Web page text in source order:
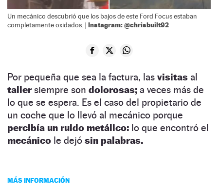
Un mecánico descubrió que los bajos de este Ford Focus estaban
completamente oxidados. | Instagram: @chrisbuilt92
Por pequeña que sea la factura, las visitas al
tallersiempre son dolorosas; a veces más de
lo que se espera. Es el caso del propietario de
un coche que lo llevó al mecánico porque
percibía un ruido metálico: lo que encontró el
mecánico le dejó sin palabras.
MÁS INFORMACIÓN